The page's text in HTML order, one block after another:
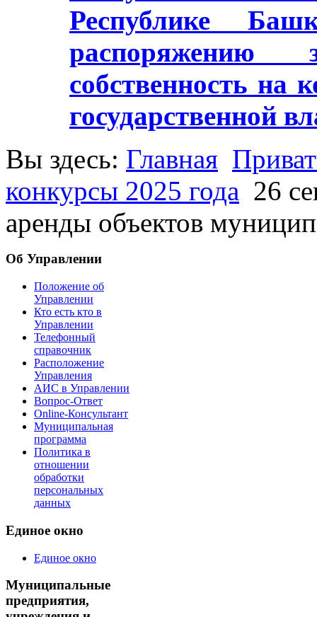
Республике
распоряжению
собственность на
государственной
Вы здесь: Главная
конкурсы 2025 года 26
аренды объектов
Об Управлении
Положение об
Управлении
Кто есть кто в
Управлении
Телефонный
справочник
Расположение
Управления
АИС в Управлении
Вопрос-Ответ
Online-Консультант
Муниципальная
программа
Политика в
отношении
обработки
персональных
данных
Единое окно
Единое окно
Муниципальные
предприятия,